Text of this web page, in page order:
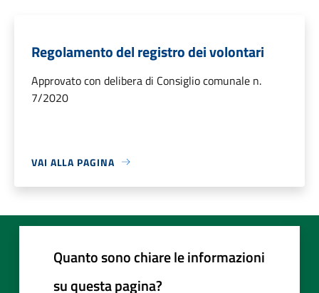
Regolamento del registro dei volontari
Approvato con delibera di Consiglio comunale n.
7/2020
VAI ALLA PAGINA
Quanto sono chiare le informazioni
su questa pagina?